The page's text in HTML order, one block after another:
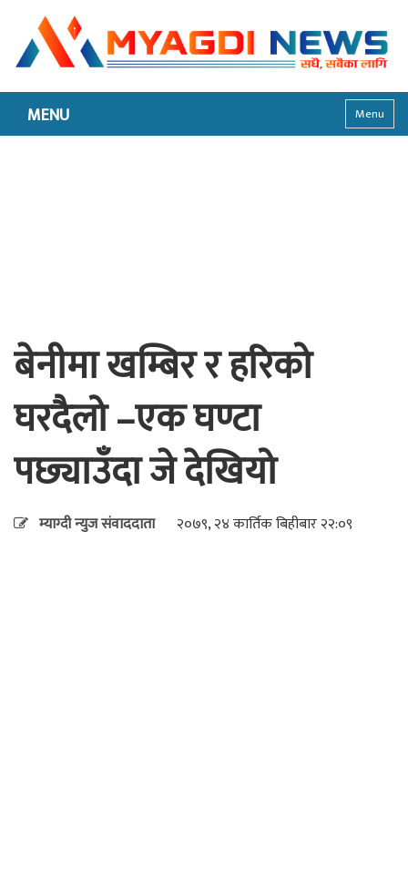
MENU Menu
बेनीमा खम्बिर र हरिको
घरदैलो –एक घण्टा
पछ्याउँदा जे देखियो
म्याग्दी न्युज संवाददाता २०७९, २४ कार्तिक बिहीबार २२:०९